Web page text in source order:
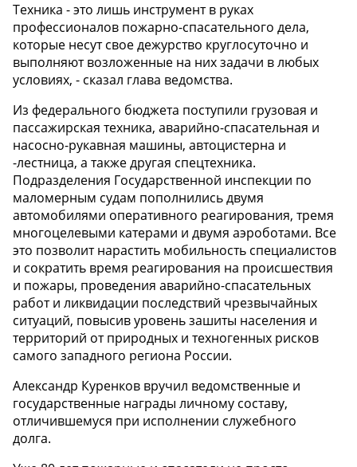
Техника - это лишь инструмент в руках
профессионалов пожарно-спасательного дела,
которые несут свое дежурство круглосуточно и
выполняют возложенные на них задачи в любых
условиях, - сказал глава ведомства.
Из федерального бюджета поступили грузовая и
пассажирская техника, аварийно-спасательная и
насосно-рукавная машины, автоцистерна и
-лестница, а также другая спецтехника.
Подразделения Государственной инспекции по
маломерным судам пополнились двумя
автомобилями оперативного реагирования, тремя
многоцелевыми катерами и двумя аэроботами. Все
это позволит нарастить мобильность специалистов
и сократить время реагирования на происшествия
и пожары, проведения аварийно-спасательных
работ и ликвидации последствий чрезвычайных
ситуаций, повысив уровень зашиты населения и
территорий от природных и техногенных рисков
самого западного региона России.
Александр Куренков вручил ведомственные и
государственные награды личному составу,
отличившемуся при исполнении служебного
долга.